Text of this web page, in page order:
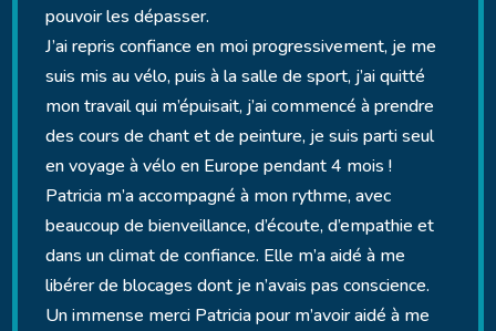
pouvoir les dépasser.
J’ai repris confiance en moi progressivement, je me
suis mis au vélo, puis à la salle de sport, j’ai quitté
mon travail qui m’épuisait, j’ai commencé à prendre
des cours de chant et de peinture, je suis parti seul
en voyage à vélo en Europe pendant 4 mois !
Patricia m’a accompagné à mon rythme, avec
beaucoup de bienveillance, d’écoute, d’empathie et
dans un climat de confiance. Elle m’a aidé à me
libérer de blocages dont je n’avais pas conscience.
Un immense merci Patricia pour m’avoir aidé à me